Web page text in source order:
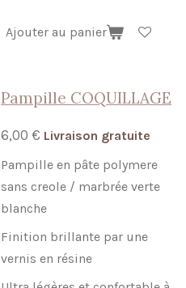
Ajouter au panier
Pampille COQUILLAGE
6,00 € Livraison gratuite
Pampille en pâte polymere
sans creole / marbrée verte
blanche
Finition brillante par une
vernis en résine